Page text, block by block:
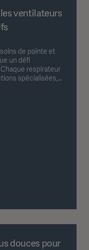
ventilateurs
de pointe et
un défi
respirateur
spécialisées,
en place des
sans
d'appareils
douces pour